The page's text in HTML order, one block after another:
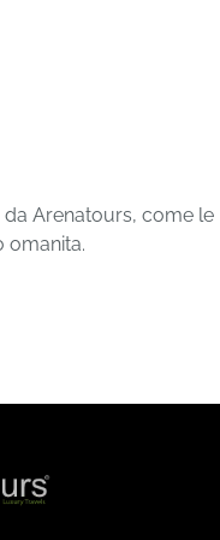
Arenatours, come le
omanita.